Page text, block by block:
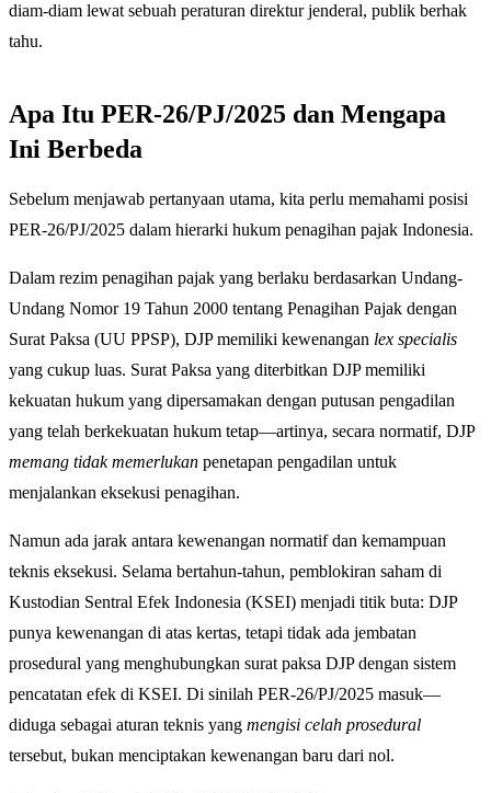
diam-diam lewat sebuah peraturan direktur jenderal, publik berhak
tahu.
Apa Itu PER-26/PJ/2025 dan Mengapa
Ini Berbeda
Sebelum menjawab pertanyaan utama, kita perlu memahami posisi
PER-26/PJ/2025 dalam hierarki hukum penagihan pajak Indonesia.
Dalam rezim penagihan pajak yang berlaku berdasarkan Undang-
Undang Nomor 19 Tahun 2000 tentang Penagihan Pajak dengan
Surat Paksa (UU PPSP), DJP memiliki kewenangan lex specialis
yang cukup luas. Surat Paksa yang diterbitkan DJP memiliki
kekuatan hukum yang dipersamakan dengan putusan pengadilan
yang telah berkekuatan hukum tetap—artinya, secara normatif, DJP
memang tidak memerlukan penetapan pengadilan untuk
menjalankan eksekusi penagihan.
Namun ada jarak antara kewenangan normatif dan kemampuan
teknis eksekusi. Selama bertahun-tahun, pemblokiran saham di
Kustodian Sentral Efek Indonesia (KSEI) menjadi titik buta: DJP
punya kewenangan di atas kertas, tetapi tidak ada jembatan
prosedural yang menghubungkan surat paksa DJP dengan sistem
pencatatan efek di KSEI. Di sinilah PER-26/PJ/2025 masuk—
diduga sebagai aturan teknis yang mengisi celah prosedural
tersebut, bukan menciptakan kewenangan baru dari nol.